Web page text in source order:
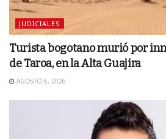
JUDICIALES
Turista bogotano murió por
de Taroa, en la Alta Guajira
AGOSTO 6, 2026